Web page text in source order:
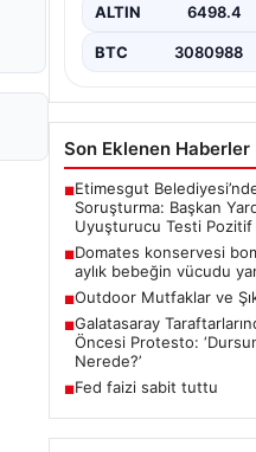
ALTIN 6498.4
BTC 3080988
Son Eklenen Haberler
■Etimesgut
Soruşturma: Başkan
Uyuşturucu Testi Pozitif
■Domates konservesi
aylık bebeğin vücudu
■Outdoor Mutfaklar ve
■Galatasaray
Öncesi Protesto:
Nerede?’
■Fed faizi sabit tuttu